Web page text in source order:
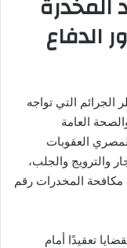
المخدرة
الدفاع
الجرائم التي تواجه
العامة
العقوبات
والترويج والجلب،
مكافحة المخدرات رقم
تعقيدًا أمام